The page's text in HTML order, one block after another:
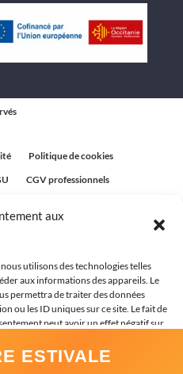
aux
utilisons des technologies telles
aux informations des appareils. Le
permettra de traiter des données
ou les ID uniques sur ce site. Le fait de
peut avoir un effet négatif sur
Politique de cookies
CGV professionnels
ESTIVALE